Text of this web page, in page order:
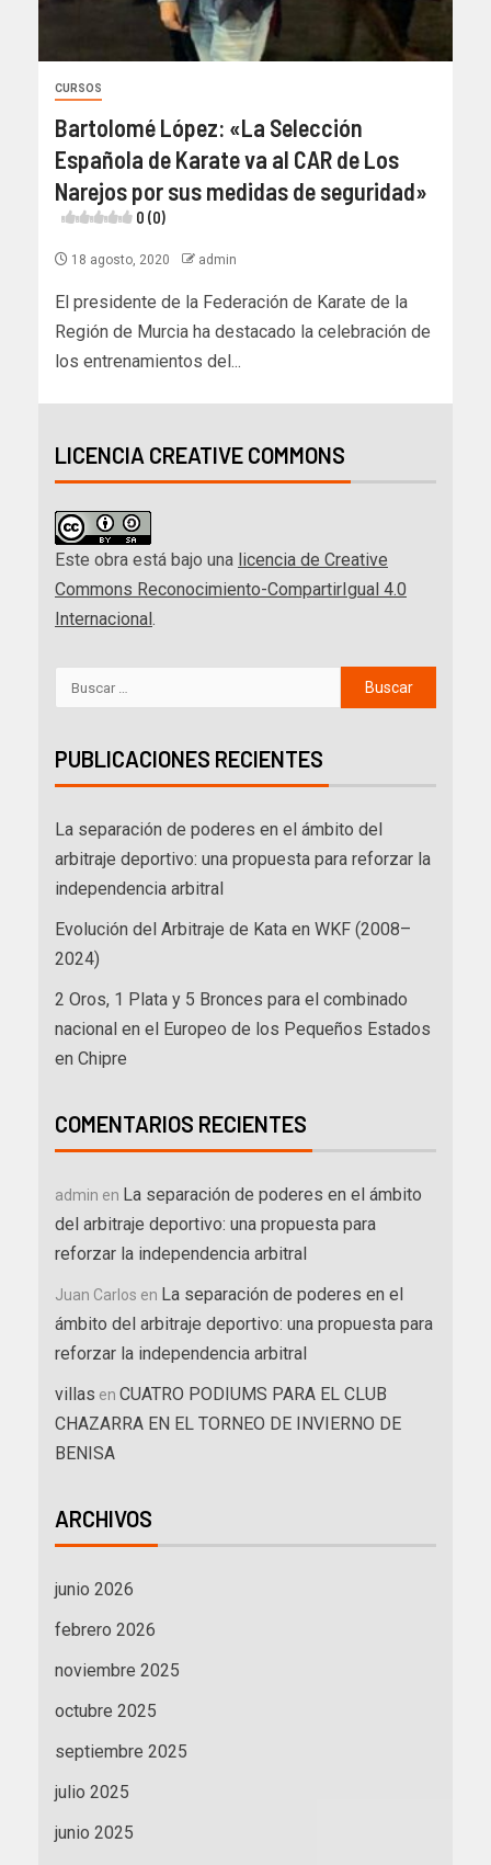
CURSOS
Bartolomé López: «La Selección
Española de Karate va al CAR de Los
Narejos por sus medidas de seguridad»
0 (0)
18 agosto, 2020 admin
El presidente de la Federación de Karate de la
Región de Murcia ha destacado la celebración de
los entrenamientos del...
LICENCIA CREATIVE COMMONS
Este obra está bajo una licencia de Creative
Commons Reconocimiento-CompartirIgual 4.0
Internacional .
PUBLICACIONES RECIENTES
La separación de poderes en el ámbito del
arbitraje deportivo: una propuesta para reforzar la
independencia arbitral
Evolución del Arbitraje de Kata en WKF (2008–
2024)
2 Oros, 1 Plata y 5 Bronces para el combinado
nacional en el Europeo de los Pequeños Estados
en Chipre
COMENTARIOS RECIENTES
admin en La separación de poderes en el ámbito
del arbitraje deportivo: una propuesta para
reforzar la independencia arbitral
Juan Carlos en La separación de poderes en el
ámbito del arbitraje deportivo: una propuesta para
reforzar la independencia arbitral
villas en CUATRO PODIUMS PARA EL CLUB
CHAZARRA EN EL TORNEO DE INVIERNO DE
BENISA
ARCHIVOS
junio 2026
febrero 2026
noviembre 2025
octubre 2025
septiembre 2025
julio 2025
junio 2025